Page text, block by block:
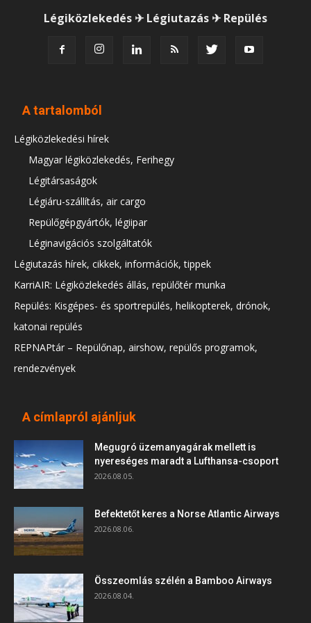
Légiközlekedés ✈ Légiutazás ✈ Repülés
A tartalomból
Légiközlekedési hírek
Magyar légiközlekedés, Ferihegy
Légitársaságok
Légiáru-szállítás, air cargo
Repülőgépgyártók, légiipar
Léginavigációs szolgáltatók
Légiutazás hírek, cikkek, információk, tippek
KarriAIR: Légiközlekedés állás, repülőtér munka
Repülés: Kisgépes- és sportrepülés, helikopterek, drónok,
katonai repülés
REPNAPtár – Repülőnap, airshow, repülős programok,
rendezvények
A címlapról ajánljuk
Megugró üzemanyagárak mellett is
nyereséges maradt a Lufthansa-csoport
2026.08.05.
Befektetőt keres a Norse Atlantic Airways
2026.08.06.
Összeomlás szélén a Bamboo Airways
2026.08.04.